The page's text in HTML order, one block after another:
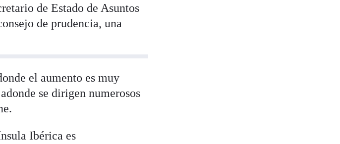
de Estado de Asuntos
de prudencia, una
el aumento es muy
se dirigen numerosos
Ibérica es